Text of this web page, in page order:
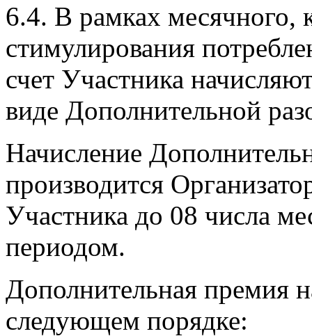
6.4. В рамках месячного,
стимулирования
счет Участника
виде Дополнительной
Начисление
производится
Участника до 08 числа
периодом.
Дополнительная премия
следующем порядке: